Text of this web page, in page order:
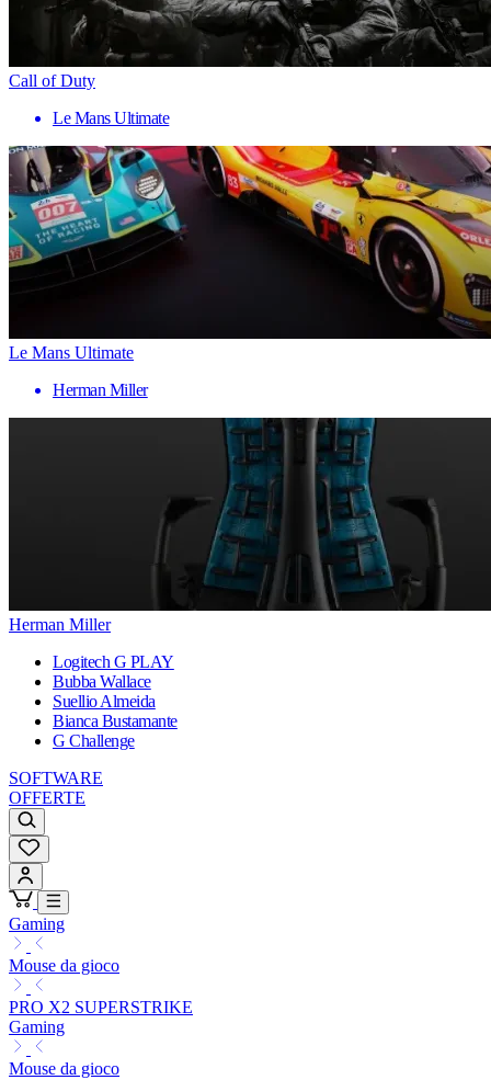
Call of Duty
Le Mans Ultimate
Le Mans Ultimate
Herman Miller
Herman Miller
Logitech G PLAY
Bubba Wallace
Suellio Almeida
Bianca Bustamante
G Challenge
SOFTWARE
OFFERTE
Gaming
Mouse da gioco
PRO X2 SUPERSTRIKE
Gaming
Mouse da gioco